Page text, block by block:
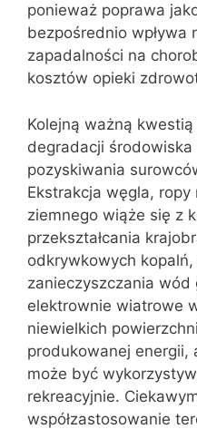
ponieważ poprawa
bezpośrednio wpływa
zapadalności na
kosztów opieki
Kolejną ważną
degradacji
pozyskiwania
Ekstrakcja węgla,
ziemnego wiąże się z
przekształcania
odkrywkowych
zanieczyszczania
elektrownie wiatrowe
niewielkich
produkowanej energii,
może być
rekreacyjnie.
współzastosowanie